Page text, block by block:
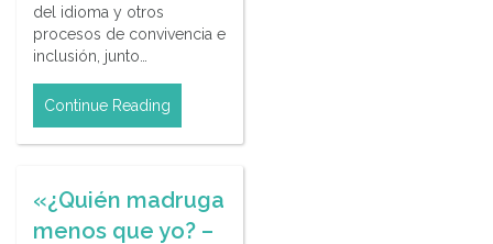
del idioma y otros
procesos de convivencia e
inclusión, junto…
Continue Reading
«¿Quién madruga
menos que yo? –